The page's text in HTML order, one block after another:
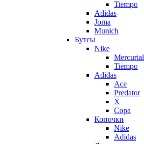
Tiempo
Adidas
Joma
Munich
Бутсы
Nike
Mercurial
Tiempo
Adidas
Ace
Predator
X
Copa
Копочки
Nike
Adidas